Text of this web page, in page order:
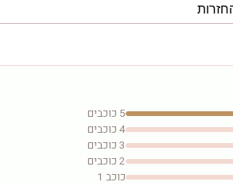
5 כוכבים
4 כוכבים
3 כוכבים
2 כוכבים
כוכב 1